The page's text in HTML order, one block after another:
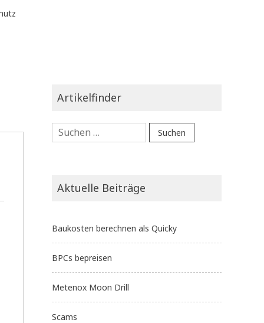
Artikelfinder
Suchen
nach:
Aktuelle Beiträge
Baukosten berechnen als Quicky
BPCs bepreisen
Metenox Moon Drill
Scams